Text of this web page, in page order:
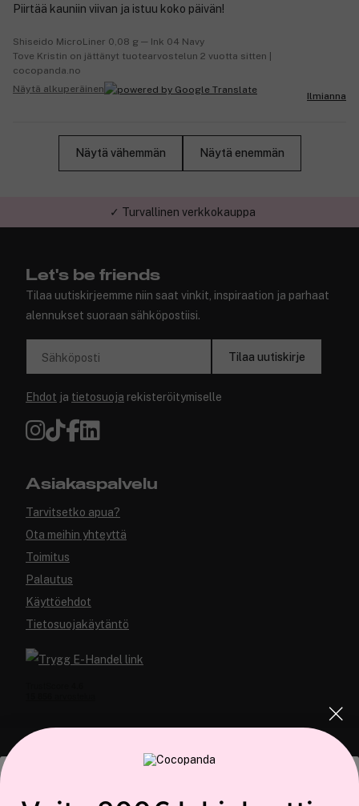
Tämä sivusto käyttää evästeitä
Piirtää kauniin viivan ja istuu koko päivän!
Shiseido MicroLiner 0,08 g ─ Ink 04 Navy
Tove Kristin on jättänyt tuotearvostelun 2 vuotta sitten |
cocopanda.no
Näytä alkuperäinen
Ilmianna
Näytä vähemmän Näytä enemmän
✓ Turvallinen verkkokauppa
Let's be friends
Tilaa uutiskirjeemme niin saat vinkit, inspiraation ja parhaat
alennukset suoraan sähköpostiisi.
Sähköposti Tilaa uutiskirje
Ehdot ja tietosuoja rekisteröitymiselle
Asiakaspalvelu
Tarvitsetko apua?
Ota meihin yhteyttä
Toimitus
Palautus
Käyttöehdot
Tietosuojakäytäntö